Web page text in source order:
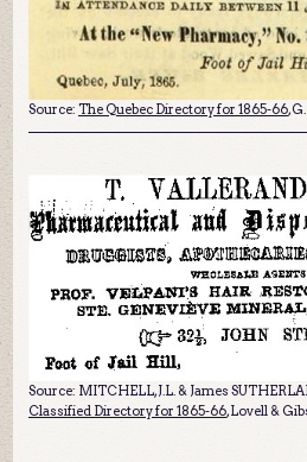
Source: The Quebec Directory for 1865-66,
Source: MITCHELL, J.L. & James
Classified Directory for 1865-66, Lovell &